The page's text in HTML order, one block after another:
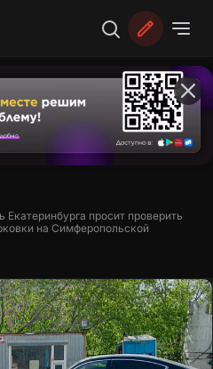
Екатеринбурга просит проверить
на Симферопольской